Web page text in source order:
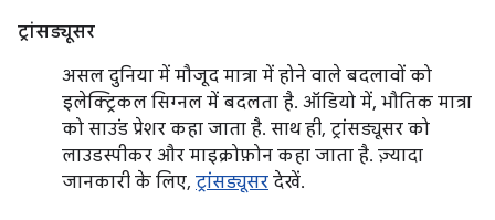
ट्रांसड्यूसर
असल दुनिया में मौजूद मात्रा में होने वाले बदलावों को
इलेक्ट्रिकल सिग्नल में बदलता है. ऑडियो में, भौतिक मात्रा
को साउंड प्रेशर कहा जाता है. साथ ही, ट्रांसड्यूसर को
लाउडस्पीकर और माइक्रोफ़ोन कहा जाता है. ज़्यादा
जानकारी के लिए, ट्रांसड्यूसर देखें.